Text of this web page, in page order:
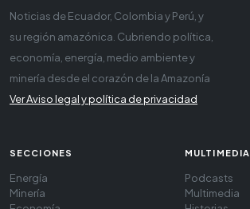
Noticias de Ecuador, Colombia y Perú, y
su región amazónica. Cubriendo política,
economía, energía, medio ambiente y
minería desde el corazón de la Amazonía
Ver Aviso legal y política de privacidad
SECCIONES
Energía
Minería
MULTIMEDIA
Podcasts
Multimedia